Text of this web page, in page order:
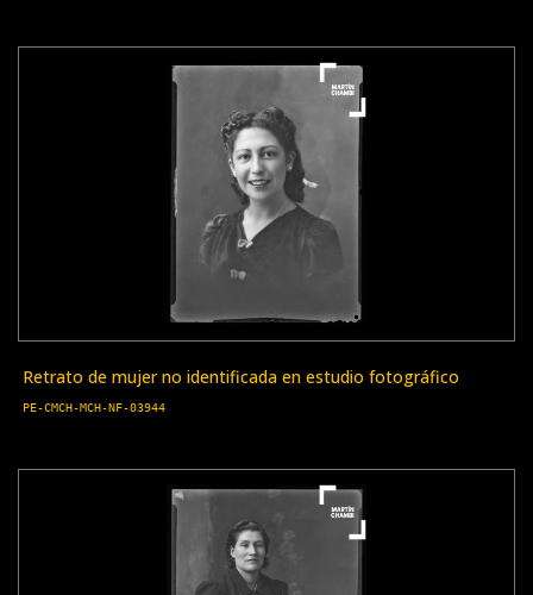
Retrato de mujer no identificada en estudio fotográfico
PE-CMCH-MCH-NF-03944